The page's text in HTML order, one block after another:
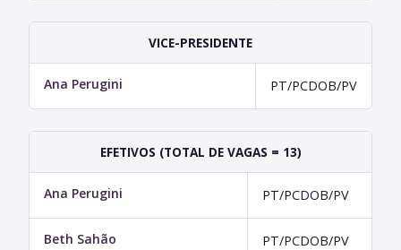
VICE-PRESIDENTE
Ana Perugini PT/PCDOB/PV
EFETIVOS (TOTAL DE VAGAS = 13)
Ana Perugini PT/PCDOB/PV
Beth Sahão PT/PCDOB/PV